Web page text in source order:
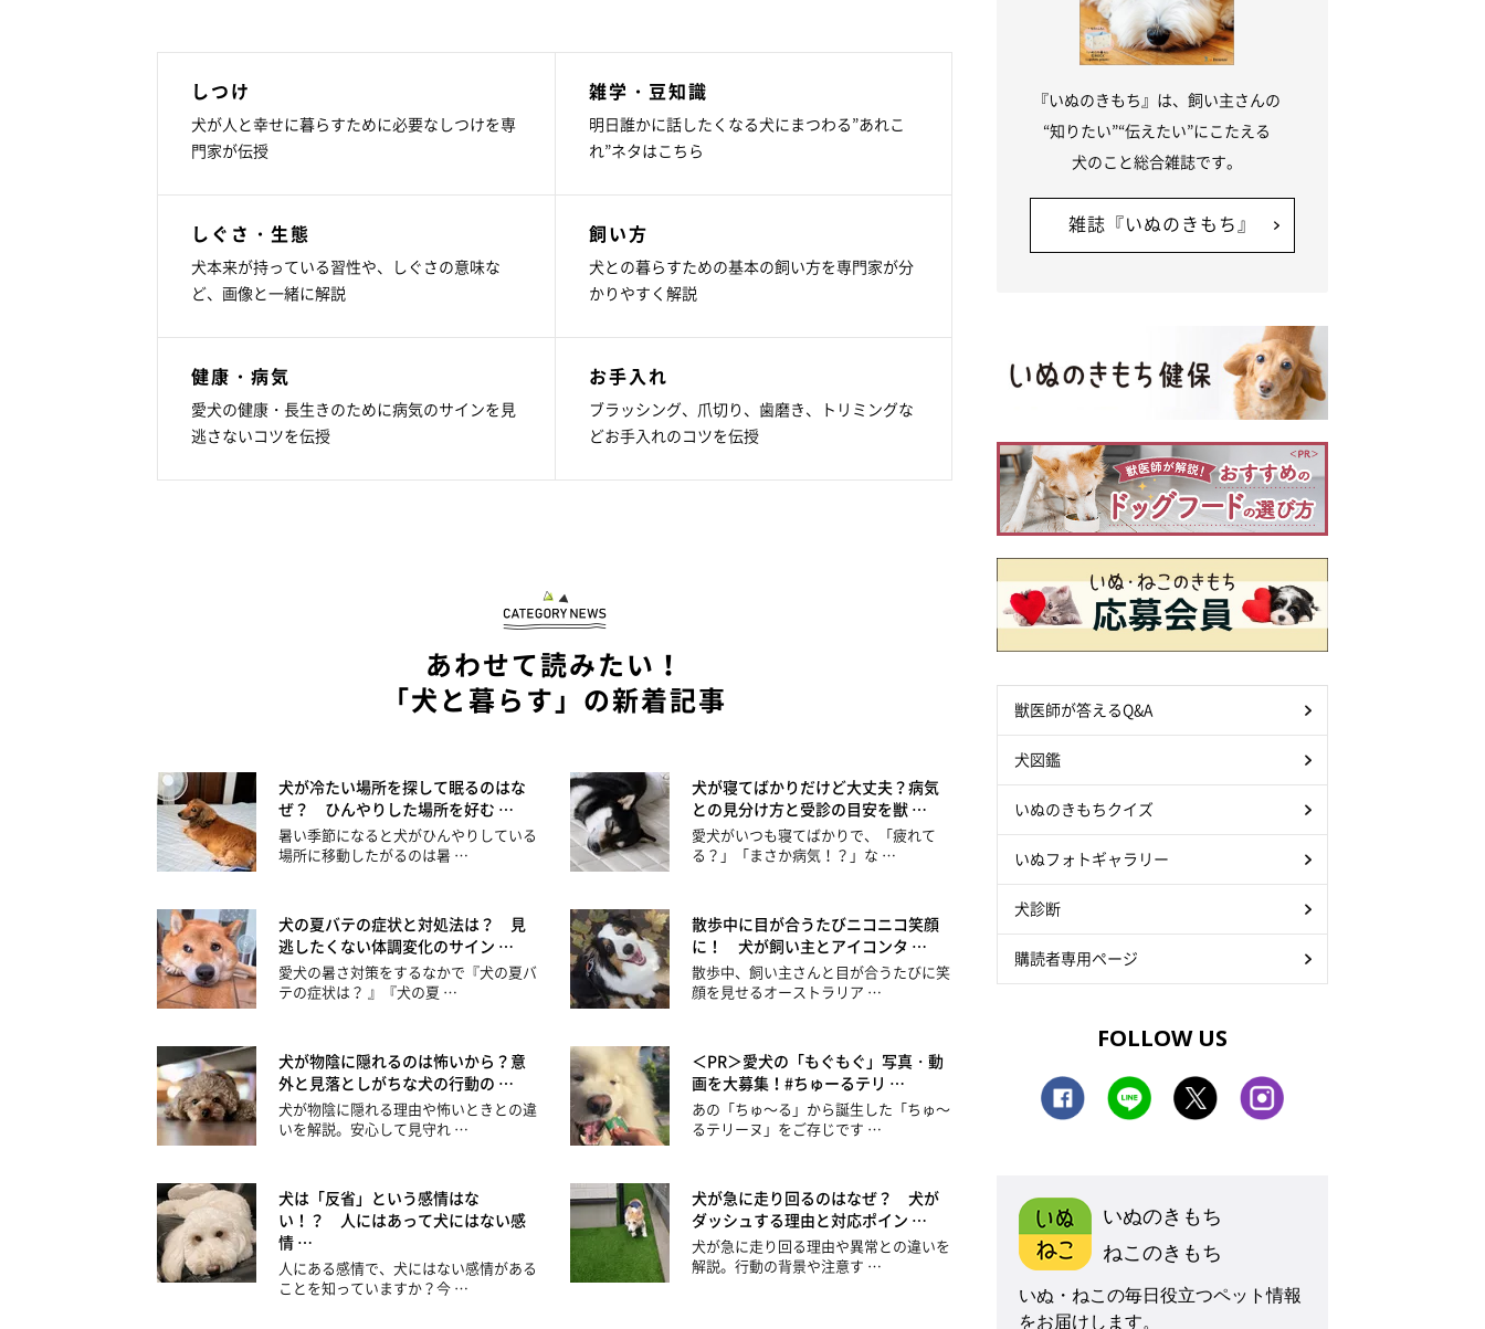
しつけ
犬が人と幸せに暮らすために必要なしつけを専
門家が伝授
雑学・豆知識
明日誰かに話したくなる犬にまつわる”あれこ
れ”ネタはこちら
しぐさ・生態
犬本来が持っている習性や、しぐさの意味な
ど、画像と一緒に解説
飼い方
犬との暮らすための基本の飼い方を専門家が分
かりやすく解説
健康・病気
愛犬の健康・長生きのために病気のサインを見
逃さないコツを伝授
お手入れ
ブラッシング、爪切り、歯磨き、トリミングな
どお手入れのコツを伝授
あわせて読みたい！
「犬と暮らす」の新着記事
犬が冷たい場所を探して眠るのはな
ぜ？ ひんやりした場所を好む …
暑い季節になると犬がひんやりしている
場所に移動したがるのは暑 …
犬が寝てばかりだけど大丈夫？病気
との見分け方と受診の目安を獣 …
愛犬がいつも寝てばかりで、「疲れて
る？」「まさか病気！？」な …
犬の夏バテの症状と対処法は？ 見
逃したくない体調変化のサイン …
愛犬の暑さ対策をするなかで『犬の夏バ
テの症状は？ 』『犬の夏 …
散歩中に目が合うたびニコニコ笑顔
に！ 犬が飼い主とアイコンタ …
散歩中、飼い主さんと目が合うたびに笑
顔を見せるオーストラリア …
犬が物陰に隠れるのは怖いから？意
外と見落としがちな犬の行動の …
犬が物陰に隠れる理由や怖いときとの違
いを解説。安心して見守れ …
＜PR＞愛犬の「もぐもぐ」写真・動
画を大募集！#ちゅーるテリ …
あの「ちゅ～る」から誕生した「ちゅ～
るテリーヌ」をご存じです …
犬は「反省」という感情はな
い！？ 人にはあって犬にはない感
情 …
人にある感情で、犬にはない感情がある
ことを知っていますか？今 …
犬が急に走り回るのはなぜ？ 犬が
ダッシュする理由と対応ポイン …
犬が急に走り回る理由や異常との違いを
解説。行動の背景や注意す …
『いぬのきもち』は、飼い主さんの
“知りたい”“伝えたい”にこたえる
犬のこと総合雑誌です。
雑誌『いぬのきもち』
獣医師が答えるQ&A
犬図鑑
いぬのきもちクイズ
いぬフォトギャラリー
犬診断
購読者専用ページ
FOLLOW US
いぬのきもち
ねこのきもち
いぬ・ねこの毎日役立つペット情報
をお届けします。